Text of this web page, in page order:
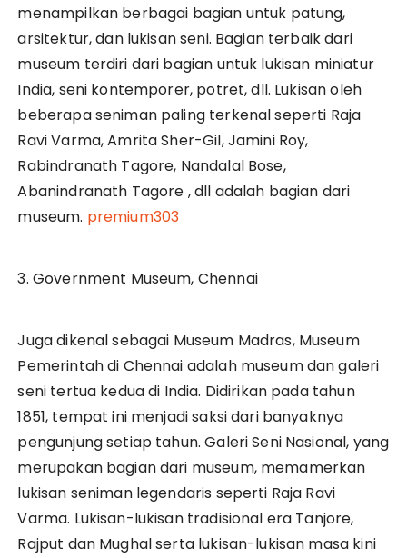
menampilkan berbagai bagian untuk patung,
arsitektur, dan lukisan seni. Bagian terbaik dari
museum terdiri dari bagian untuk lukisan miniatur
India, seni kontemporer, potret, dll. Lukisan oleh
beberapa seniman paling terkenal seperti Raja
Ravi Varma, Amrita Sher-Gil, Jamini Roy,
Rabindranath Tagore, Nandalal Bose,
Abanindranath Tagore , dll adalah bagian dari
museum. premium303
3. Government Museum, Chennai
Juga dikenal sebagai Museum Madras, Museum
Pemerintah di Chennai adalah museum dan galeri
seni tertua kedua di India. Didirikan pada tahun
1851, tempat ini menjadi saksi dari banyaknya
pengunjung setiap tahun. Galeri Seni Nasional, yang
merupakan bagian dari museum, memamerkan
lukisan seniman legendaris seperti Raja Ravi
Varma. Lukisan-lukisan tradisional era Tanjore,
Rajput dan Mughal serta lukisan-lukisan masa kini